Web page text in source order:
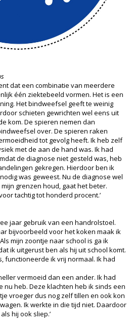
dat een combinatie van meerdere
één ziektebeeld vormen. Het is een
Het bindweefsel geeft te weinig
schieten gewrichten wel eens uit
kom. De spieren nemen dan
over. De spieren raken
tot gevolg heeft. Ik heb zelf
met de aan de hand was. Ik had
de diagnose niet gesteld was, heb
gekregen. Hierdoor ben ik
was geweest. Nu de diagnose wel
grenzen houd, gaat het beter.
tachtig tot honderd procent.’
jaar gebruik van een handrolstoel.
bijvoorbeeld voor het koken maak ik
mijn zoontje naar school is ga ik
ik uitgerust ben als hij uit school komt.
functioneerde ik vrij normaal. Ik had
vermoeid dan een ander. Ik had
nu heb. Deze klachten heb ik sinds een
vroeger dus nog zelf tillen en ook kon
Ik werkte in die tijd niet. Daardoor
hij ook sliep.’